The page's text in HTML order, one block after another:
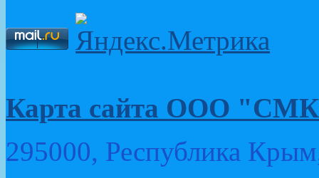
Карта сайта ООО
295000, Республика